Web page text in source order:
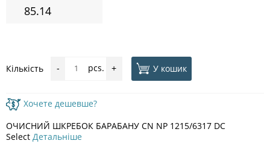
85.14
Кількість - pcs. + У кошик
Хочете дешевше?
ОЧИСНИЙ ШКРЕБОК БАРАБАНУ CN NP 1215/6317 DC
Select Детальніше